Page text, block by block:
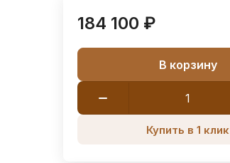
184 100 ₽
В корзину
Купить в 1 клик